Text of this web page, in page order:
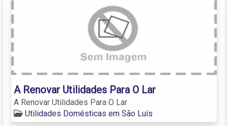
A Renovar Utilidades Para O Lar
A Renovar Utilidades Para O Lar
Utilidades Domésticas em São Luís